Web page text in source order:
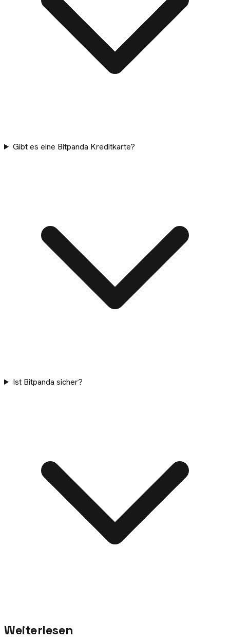
Gibt es eine Bitpanda Kreditkarte?
Ist Bitpanda sicher?
Weiterlesen